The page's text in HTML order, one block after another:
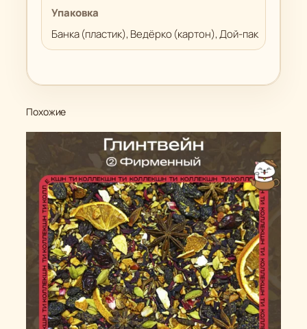
Упаковка
Банка (пластик), Ведёрко (картон), Дой-пак
Похожие